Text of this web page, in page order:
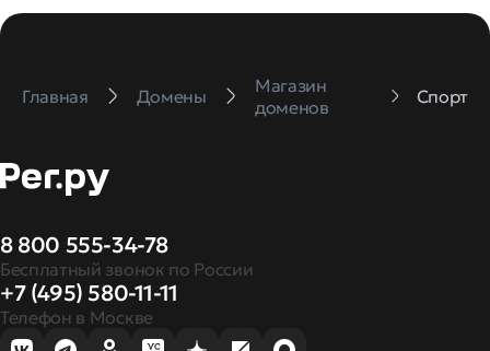
Главная Домены
Магазин
доменов
Спорт
8 800 555-34-78
Бесплатный звонок по России
+7 (495) 580-11-11
Телефон в Москве